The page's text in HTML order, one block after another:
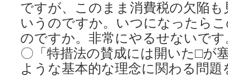
ですが、このまま消費税の欠陥
いうのですか。いつになったら
のですか。非常にやるせないです
〇「特措法の賛成には開いた□が
ような基本的な理念に関わる問